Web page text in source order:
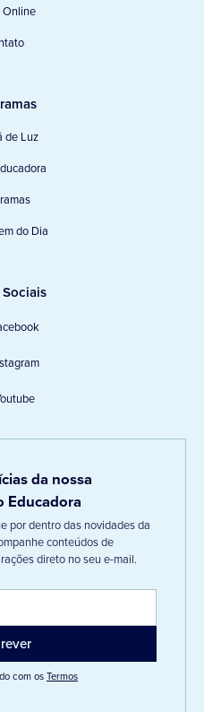
Online
de Luz
do Dia
da nossa
Educadora
por dentro das novidades da
conteúdos de
direto no seu e-mail.
com osTermos